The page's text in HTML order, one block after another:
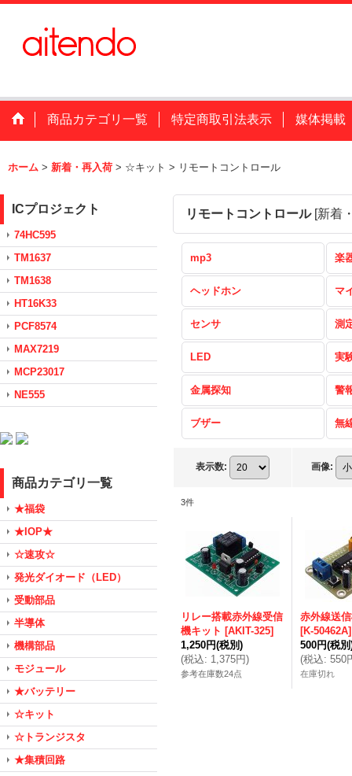
商品カテゴリ一覧 特定商取引法表示 媒体掲載
ホーム > 新着・再入荷 > ☆キット > リモートコントロール
ICプロジェクト
74HC595
TM1637
TM1638
HT16K33
PCF8574
MAX7219
MCP23017
NE555
商品カテゴリ一覧
★福袋
★IOP★
☆速攻☆
発光ダイオード（LED）
受動部品
半導体
機構部品
モジュール
★バッテリー
☆キット
☆トランジスタ
★集積回路
リモートコントロール [新着
mp3 楽
ヘッドホン マ
センサ 測
LED 実
金属探知 警
ブザー 無
表示数: 画像:
3件
リレー搭載赤外線受信
機キット [AKIT-325]
1,250円(税別)
(税込: 1,375円)
参考在庫数24点
赤外線送
[K-50462A]
500円(税別
(税込: 550
在庫切れ